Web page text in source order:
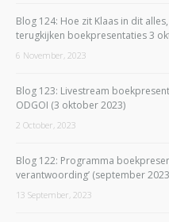
Blog 124: Hoe zit Klaas in dit
terugkijken boekpresentaties 3
6 November, 2023
Blog 123: Livestream
ODGOI (3 oktober 2023)
2 October, 2023
Blog 122: Programma
verantwoording’ (september
13 September, 2023